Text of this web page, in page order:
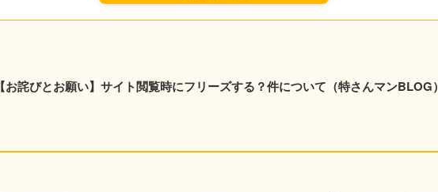
【お詫びとお願い】サイト閲覧時にフリーズする？件について（特さんマンBLOG）